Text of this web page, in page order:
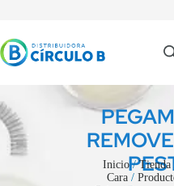
Inicio/Tienda
Cara /